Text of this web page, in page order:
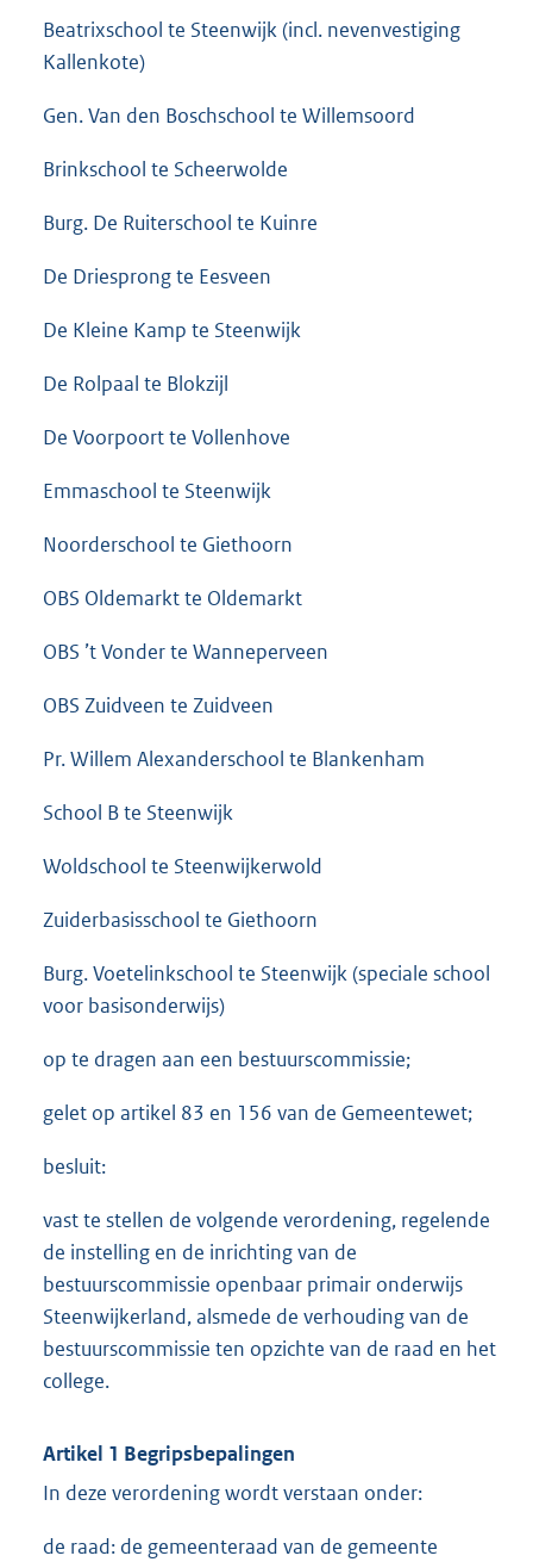
Beatrixschool te Steenwijk (incl. nevenvestiging
Kallenkote)
Gen. Van den Boschschool te Willemsoord
Brinkschool te Scheerwolde
Burg. De Ruiterschool te Kuinre
De Driesprong te Eesveen
De Kleine Kamp te Steenwijk
De Rolpaal te Blokzijl
De Voorpoort te Vollenhove
Emmaschool te Steenwijk
Noorderschool te Giethoorn
OBS Oldemarkt te Oldemarkt
OBS ’t Vonder te Wanneperveen
OBS Zuidveen te Zuidveen
Pr. Willem Alexanderschool te Blankenham
School B te Steenwijk
Woldschool te Steenwijkerwold
Zuiderbasisschool te Giethoorn
Burg. Voetelinkschool te Steenwijk (speciale school
voor basisonderwijs)
op te dragen aan een bestuurscommissie;
gelet op artikel 83 en 156 van de Gemeentewet;
besluit:
vast te stellen de volgende verordening, regelende
de instelling en de inrichting van de
bestuurscommissie openbaar primair onderwijs
Steenwijkerland, alsmede de verhouding van de
bestuurscommissie ten opzichte van de raad en het
college.
Artikel 1 Begripsbepalingen
In deze verordening wordt verstaan onder:
de raad: de gemeenteraad van de gemeente